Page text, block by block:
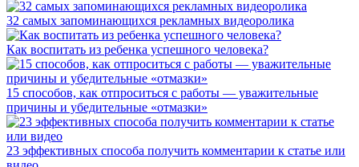
32 самых запоминающихся рекламных видеоролика
Как воспитать из ребенка успешного человека?
15 способов, как отпроситься с работы — уважительные
причины и убедительные «отмазки»
23 эффективных способа получить комментарии к статье или